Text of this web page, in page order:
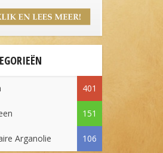
401
151
Arganolie 106